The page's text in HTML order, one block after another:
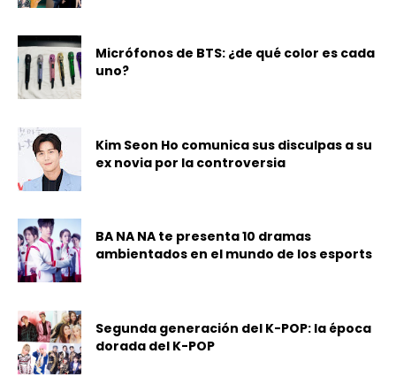
Micrófonos de BTS: ¿de qué color es cada
uno?
Kim Seon Ho comunica sus disculpas a su
ex novia por la controversia
BA NA NA te presenta 10 dramas
ambientados en el mundo de los esports
Segunda generación del K-POP: la época
dorada del K-POP